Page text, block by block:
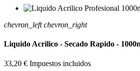
chevron_left chevron_right
Liquido Acrilico - Secado Rapido -
33,20 € Impuestos incluidos